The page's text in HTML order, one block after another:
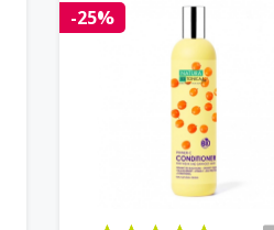
-25%